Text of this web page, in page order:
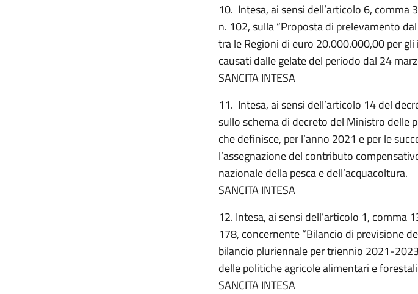
10. Intesa, ai sensi dell’articolo 6,
n. 102, sulla “Proposta di prelevamento
tra le Regioni di euro 20.000.000,00 per
causati dalle gelate del periodo dal 24
SANCITA INTESA
11. Intesa, ai sensi dell’articolo 14 del
sullo schema di decreto del Ministro delle
che definisce, per l’anno 2021 e per le
l’assegnazione del contributo
nazionale della pesca e dell’acquacoltura.
SANCITA INTESA
12. Intesa, ai sensi dell’articolo 1, comma
178, concernente “Bilancio di previsione
bilancio pluriennale per triennio 2021-
delle politiche agricole alimentari e
SANCITA INTESA